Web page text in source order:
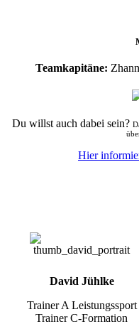
Teamkapitäne:
Du willst auch dabei sein?
Hier
David Jühlke
Trainer A Leistungssport
Trainer C-Formation